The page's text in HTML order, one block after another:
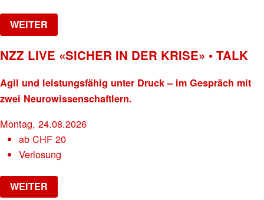
WEITER
NZZ LIVE «SICHER IN DER KRISE» • TALK
Agil und leistungsfähig unter Druck – im Gespräch mit
zwei Neurowissenschaftlern.
Montag, 24.08.2026
abCHF 20
Verlosung
WEITER